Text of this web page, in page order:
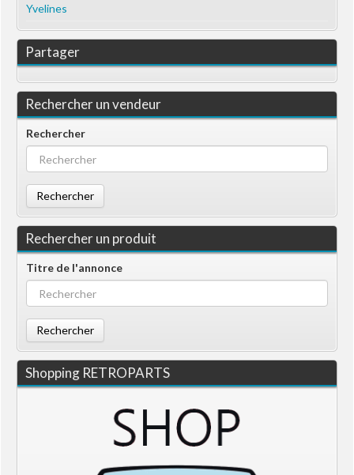
Yvelines
Partager
Rechercher un vendeur
Rechercher
Rechercher
Rechercher un produit
Titre de l'annonce
Rechercher
Shopping RETROPARTS